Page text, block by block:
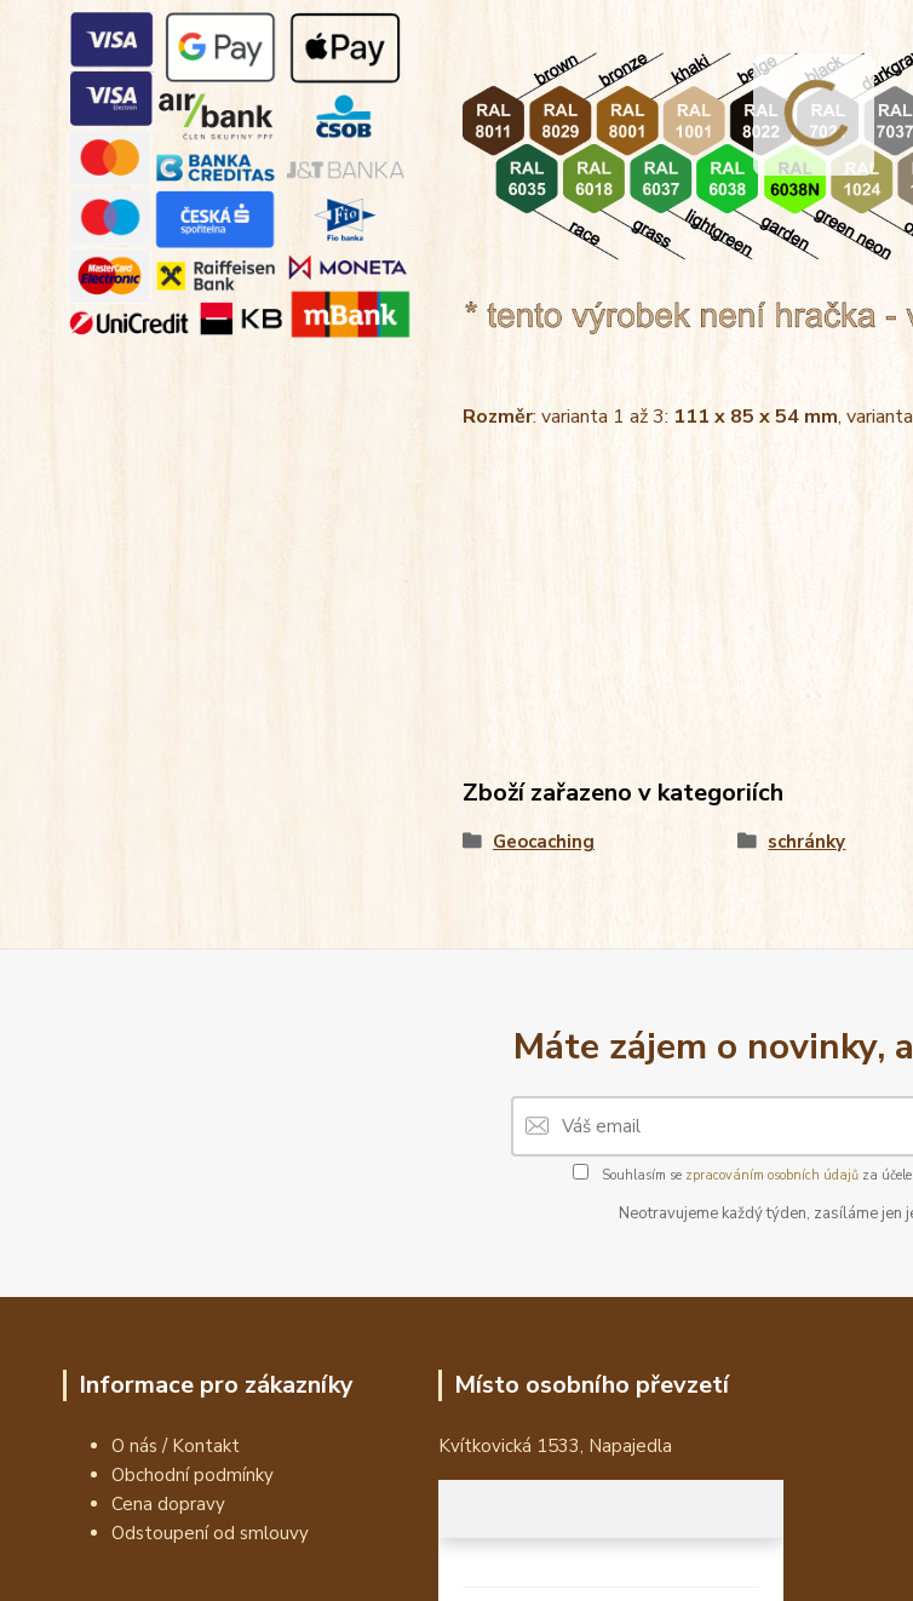
Rozměr: varianta 1 až 3: 111 x 85 x 54 mm,
Zboží zařazeno v kategoriích
Geocaching schránky
Máte zájem o novinky,
Souhlasím se zpracováním osobních údajůza
Neotravujeme každý týden, zasíláme jen
Informace pro zákazníky
O nás / Kontakt
Obchodní podmínky
Cena dopravy
Odstoupení od smlouvy
Místo osobního převzetí
Kvítkovická 1533, Napajedla